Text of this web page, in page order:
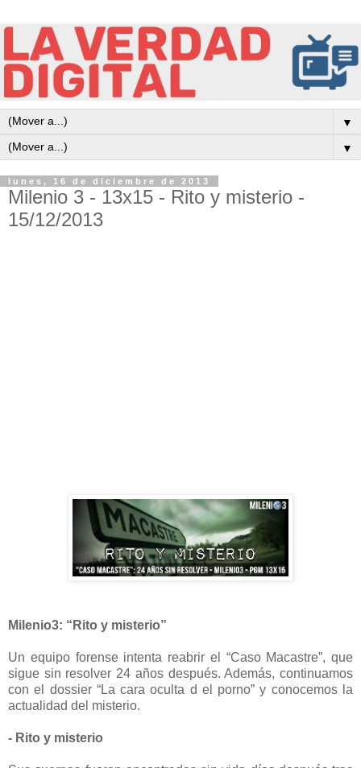
▼
▼
lunes, 16 de diciembre de 2013
Milenio 3 - 13x15 - Rito y misterio -
15/12/2013
Milenio3: “Rito y misterio”
Un equipo forense intenta reabrir el “Caso Macastre”, que
sigue sin resolver 24 años después. Además, continuamos
con el dossier “La cara oculta d el porno” y conocemos la
actualidad del misterio.
- Rito y misterio